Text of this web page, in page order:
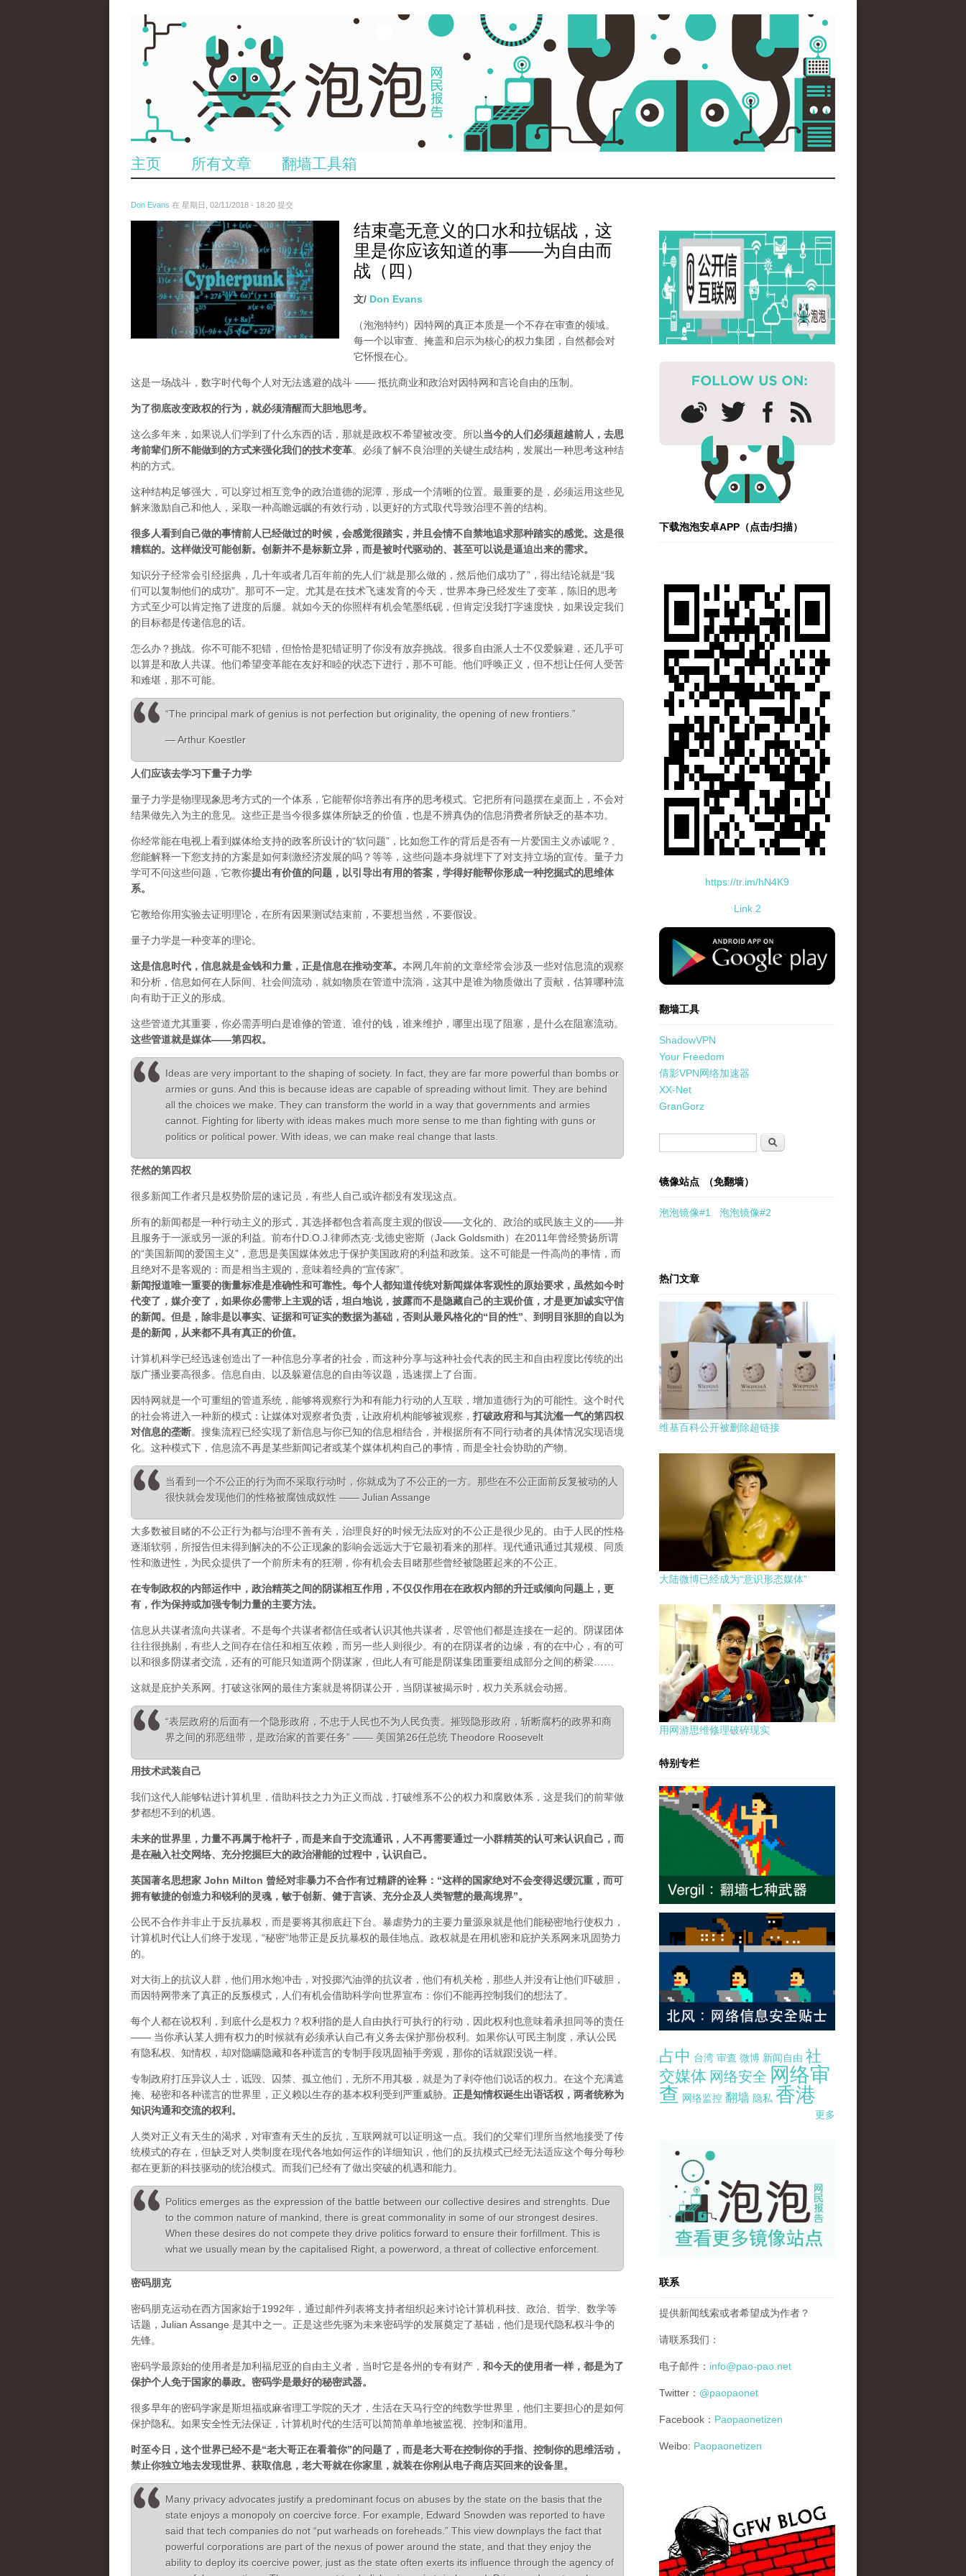
主页 所有文章 翻墙工具箱
Don Evans 在 星期日, 02/11/2018 - 18:20 提交
wechatimg1424.jpeg
结束毫无意义的口水和拉锯战，这
里是你应该知道的事——为自由而
战（四）
文/ Don Evans
（泡泡特约）
因特网的真正本质是一个不存在审查的领域。
每一个以审查、掩盖和启示为核心的权力集团，自然都会对
它怀恨在心。
这是一场战斗，数字时代每个人对无法逃避的战斗 —— 抵抗商业和政治对因特网和言论自由的压制。
为了彻底改变政权的行为，就必须清醒而大胆地思考。
这么多年来，如果说人们学到了什么东西的话，那就是政权不希望被改变。所以当今的人们必须超越前人，去思
考前辈们所不能做到的方式来强化我们的技术变革。必须了解不良治理的关键生成结构，发展出一种思考这种结
构的方式。
这种结构足够强大，可以穿过相互竞争的政治道德的泥潭，形成一个清晰的位置。最重要的是，必须运用这些见
解来激励自己和他人，采取一种高瞻远瞩的有效行动，以更好的方式取代导致治理不善的结构。
很多人看到自己做的事情前人已经做过的时候，会感觉很踏实，并且会情不自禁地追求那种踏实的感觉。这是很
糟糕的。这样做没可能创新。创新并不是标新立异，而是被时代驱动的、甚至可以说是逼迫出来的需求。
知识分子经常会引经据典，几十年或者几百年前的先人们“就是那么做的，然后他们成功了”，得出结论就是“我
们可以复制他们的成功”。那可不一定。尤其是在技术飞速发育的今天，世界本身已经发生了变革，陈旧的思考
方式至少可以肯定拖了进度的后腿。就如今天的你照样有机会笔墨纸砚，但肯定没我打字速度快，如果设定我们
的目标都是传递信息的话。
怎么办？挑战。你不可能不犯错，但恰恰是犯错证明了你没有放弃挑战。很多自由派人士不仅爱躲避，还几乎可
以算是和敌人共谋。他们希望变革能在友好和睦的状态下进行，那不可能。他们呼唤正义，但不想让任何人受苦
和难堪，那不可能。
“The principal mark of genius is not perfection but originality, the opening of new frontiers.”
― Arthur Koestler
人们应该去学习下量子力学
量子力学是物理现象思考方式的一个体系，它能帮你培养出有序的思考模式。它把所有问题摆在桌面上，不会对
结果做先入为主的意见。这些正是当今很多媒体所缺乏的价值，也是不辨真伪的信息消费者所缺乏的基本功。
你经常能在电视上看到媒体给支持的政客所设计的“软问题”，比如您工作的背后是否有一片爱国主义赤诚呢？、
您能解释一下您支持的方案是如何刺激经济发展的吗？等等，这些问题本身就埋下了对支持立场的宣传。量子力
学可不问这些问题，它教你提出有价值的问题，以引导出有用的答案，学得好能帮你形成一种挖掘式的思维体
系。
它教给你用实验去证明理论，在所有因果测试结束前，不要想当然，不要假设。
量子力学是一种变革的理论。
这是信息时代，信息就是金钱和力量，正是信息在推动变革。 本网几年前的文章经常会涉及一些对信息流的观察
和分析，信息如何在人际间、社会间流动，就如物质在管道中流淌，这其中是谁为物质做出了贡献，估算哪种流
向有助于正义的形成。
这些管道尤其重要，你必需弄明白是谁修的管道、谁付的钱，谁来维护，哪里出现了阻塞，是什么在阻塞流动。
这些管道就是媒体——第四权。
Ideas are very important to the shaping of society. In fact, they are far more powerful than bombs or
armies or guns. And this is because ideas are capable of spreading without limit. They are behind
all the choices we make. They can transform the world in a way that governments and armies
cannot. Fighting for liberty with ideas makes much more sense to me than fighting with guns or
politics or political power. With ideas, we can make real change that lasts.
茫然的第四权
很多新闻工作者只是权势阶层的速记员，有些人自己或许都没有发现这点。
所有的新闻都是一种行动主义的形式，其选择都包含着高度主观的假设——文化的、政治的或民族主义的——并
且服务于一派或另一派的利益。前布什D.O.J.律师杰克·戈德史密斯（Jack Goldsmith）在2011年曾经赞扬所谓
的“美国新闻的爱国主义”，意思是美国媒体效忠于保护美国政府的利益和政策。这不可能是一件高尚的事情，而
且绝对不是客观的：而是相当主观的，意味着经典的“宣传家”。
新闻报道唯一重要的衡量标准是准确性和可靠性。每个人都知道传统对新闻媒体客观性的原始要求，虽然如今时
代变了，媒介变了，如果你必需带上主观的话，坦白地说，披露而不是隐藏自己的主观价值，才是更加诚实守信
的新闻。但是，除非是以事实、证据和可证实的数据为基础，否则从最风格化的“目的性”、到明目张胆的自以为
是的新闻，从来都不具有真正的价值。
计算机科学已经迅速创造出了一种信息分享者的社会，而这种分享与这种社会代表的民主和自由程度比传统的出
版广播业要高很多。信息自由、以及躲避信息的自由等议题，迅速摆上了台面。
因特网就是一个可重组的管道系统，能够将观察行为和有能力行动的人互联，增加道德行为的可能性。这个时代
的社会将进入一种新的模式：让媒体对观察者负责，让政府机构能够被观察， 打破政府和与其沆瀣一气的第四权
对信息的垄断。 搜集流程已经实现了新信息与你已知的信息相结合，并根据所有不同行动者的具体情况实现语境
化。这种模式下，信息流不再是某些新闻记者或某个媒体机构自己的事情，而是全社会协助的产物。
当看到一个不公正的行为而不采取行动时，你就成为了不公正的一方。那些在不公正面前反复被动的人
很快就会发现他们的性格被腐蚀成奴性 —— Julian Assange
大多数被目睹的不公正行为都与治理不善有关，治理良好的时候无法应对的不公正是很少见的。由于人民的性格
逐渐软弱，所报告但未得到解决的不公正现象的影响会远远大于它最初看来的那样。现代通讯通过其规模、同质
性和激进性，为民众提供了一个前所未有的狂潮，你有机会去目睹那些曾经被隐匿起来的不公正。
在专制政权的内部运作中，政治精英之间的阴谋相互作用，不仅仅作用在在政权内部的升迁或倾向问题上，更
有，作为保持或加强专制力量的主要方法。
信息从共谋者流向共谋者。不是每个共谋者都信任或者认识其他共谋者，尽管他们都是连接在一起的。阴谋团体
往往很挑剔，有些人之间存在信任和相互依赖，而另一些人则很少。有的在阴谋者的边缘，有的在中心，有的可
以和很多阴谋者交流，还有的可能只知道两个阴谋家，但此人有可能是阴谋集团重要组成部分之间的桥梁……
这就是庇护关系网。打破这张网的最佳方案就是将阴谋公开，当阴谋被揭示时，权力关系就会动摇。
“表层政府的后面有一个隐形政府，不忠于人民也不为人民负责。摧毁隐形政府，斩断腐朽的政界和商
界之间的邪恶纽带，是政治家的首要任务” —— 美国第26任总统 Theodore Roosevelt
用技术武装自己
我们这代人能够钻进计算机里，借助科技之力为正义而战，打破维系不公的权力和腐败体系，这是我们的前辈做
梦都想不到的机遇。
未来的世界里，力量不再属于枪杆子，而是来自于交流通讯，人不再需要通过一小群精英的认可来认识自己，而
是在融入社交网络、充分挖掘巨大的政治潜能的过程中，认识自己。
英国著名思想家 John Milton 曾经对非暴力不合作有过精辟的诠释：“这样的国家绝对不会变得迟缓沉重，而可
拥有敏捷的创造力和锐利的灵魂，敏于创新、健于言谈、充分企及人类智慧的最高境界”。
公民不合作并非止于反抗暴权，而是要将其彻底赶下台。暴虐势力的主要力量源泉就是他们能秘密地行使权力，
计算机时代让人们终于发现，“秘密”地带正是反抗暴权的最佳地点。政权就是在用机密和庇护关系网来巩固势力
的。
对大街上的抗议人群，他们用水炮冲击，对投掷汽油弹的抗议者，他们有机关枪，那些人并没有让他们吓破胆，
而因特网带来了真正的反叛模式，人们有机会借助科学向世界宣布：你们不能再控制我们的想法了。
每个人都在说权利，到底什么是权力？权利指的是人自由执行可执行的行动，因此权利也意味着承担同等的责任
—— 当你承认某人拥有权力的时候就有必须承认自己有义务去保护那份权利。如果你认可民主制度，承认公民
有隐私权、知情权，却对隐瞒隐藏和各种谎言的专制手段巩固袖手旁观，那你的话就跟没说一样。
专制政府打压异议人士，诋毁、囚禁、孤立他们，无所不用其极，就是为了剥夺他们说话的权力。在这个充满遮
掩、秘密和各种谎言的世界里，正义赖以生存的基本权利受到严重威胁。 正是知情权诞生出语话权，两者统称为
知识沟通和交流的权利。
人类对正义有天生的渴求，对审查有天生的反抗，互联网就可以证明这一点。我们的父辈们理所当然地接受了传
统模式的存在，但缺乏对人类制度在现代各地如何运作的详细知识，他们的反抗模式已经无法适应这个每分每秒
都在更新的科技驱动的统治模式。而我们已经有了做出突破的机遇和能力。
Politics emerges as the expression of the battle between our collective desires and strenghts. Due
to the common nature of mankind, there is great commonality in some of our strongest desires.
When these desires do not compete they drive politics forward to ensure their forfillment. This is
what we usually mean by the capitalised Right, a powerword, a threat of collective enforcement.
密码朋克
密码朋克运动在西方国家始于1992年，通过邮件列表将支持者组织起来讨论计算机科技、政治、哲学、数学等
话题，Julian Assange 是其中之一。正是这些先驱为未来密码学的发展奠定了基础，他们是现代隐私权斗争的
先锋。
密码学最原始的使用者是加利福尼亚的自由主义者，当时它是各州的专有财产， 和今天的使用者一样，都是为了
保护个人免于国家的暴政。密码学是最好的秘密武器。
很多早年的密码学家是斯坦福或麻省理工学院的天才，生活在天马行空的纯数学世界里，他们主要担心的是如何
保护隐私。如果安全性无法保证，计算机时代的生活可以简简单单地被监视、控制和滥用。
时至今日，这个世界已经不是“老大哥正在看着你”的问题了，而是老大哥在控制你的手指、控制你的思维活动，
禁止你独立地去发现世界、获取信息，老大哥就在你家里，就装在你刚从电子商店买回来的设备里。
Many privacy advocates justify a predominant focus on abuses by the state on the basis that the
state enjoys a monopoly on coercive force. For example, Edward Snowden was reported to have
said that tech companies do not “put warheads on foreheads.” This view downplays the fact that
powerful corporations are part of the nexus of power around the state, and that they enjoy the
ability to deploy its coercive power, just as the state often exerts its influence through the agency of
下载泡泡安卓APP（点击/扫描）
https://tr.im/hN4K9
Link 2
standard-icon-googleplay-app-store.png
翻墙工具
ShadowVPN
Your Freedom
倩影VPN网络加速器
XX-Net
GranGorz
搜索
镜像站点 （免翻墙）
泡泡镜像#1 泡泡镜像#2
热门文章
维基百科公开被删除超链接
大陆微博已经成为“意识形态媒体”
用网游思维修理破碎现实
特别专栏
占中 台湾 审查 微博 新闻自由 社
交媒体 网络安全 网络审
查 网络监控 翻墙 隐私 香港
更多
pao-pao-banner-mirror-site-120814.jpg
联系
提供新闻线索或者希望成为作者？
请联系我们：
电子邮件： info@pao-pao.net
Twitter： @paopaonet
Facebook： Paopaonetizen
Weibo: Paopaonetizen
gfw_blog_small.jpg